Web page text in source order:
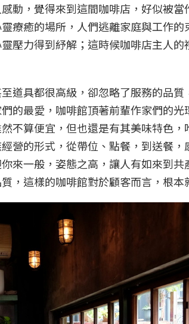
動，覺得來到這間咖啡店，好似被
療癒的場所，人們逃離家庭與工作
壓力得到紓解；這時候咖啡店主人
道具都很高級，卻忽略了服務的品
的最愛，咖啡館頂著前輩作家們的
不算便宜，但也還是有其美味特色
營的形式，從帶位、點餐，到送餐
來一般，姿態之高，讓人有如來到
，這樣的咖啡館對於顧客而言，根本